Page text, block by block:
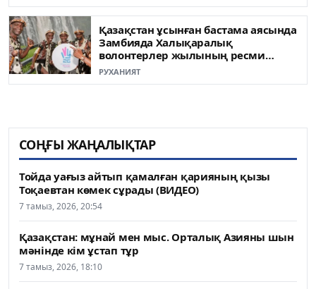
Қазақстан ұсынған бастама аясында
Замбияда Халықаралық
волонтерлер жылының ресми
ашылуы өтті
РУХАНИЯТ
СОҢҒЫ ЖАҢАЛЫҚТАР
Тойда уағыз айтып қамалған қарияның қызы
Тоқаевтан көмек сұрады (ВИДЕО)
7 тамыз, 2026, 20:54
Қазақстан: мұнай мен мыс. Орталық Азияны шын
мәнінде кім ұстап тұр
7 тамыз, 2026, 18:10